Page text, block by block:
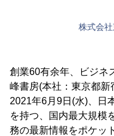
株式会
創業60有余年、ビジネ
峰書房(本社：東京都新
2021年6月9日(水)、日
を持つ、国内最大規模
務の最新情報をポケッ